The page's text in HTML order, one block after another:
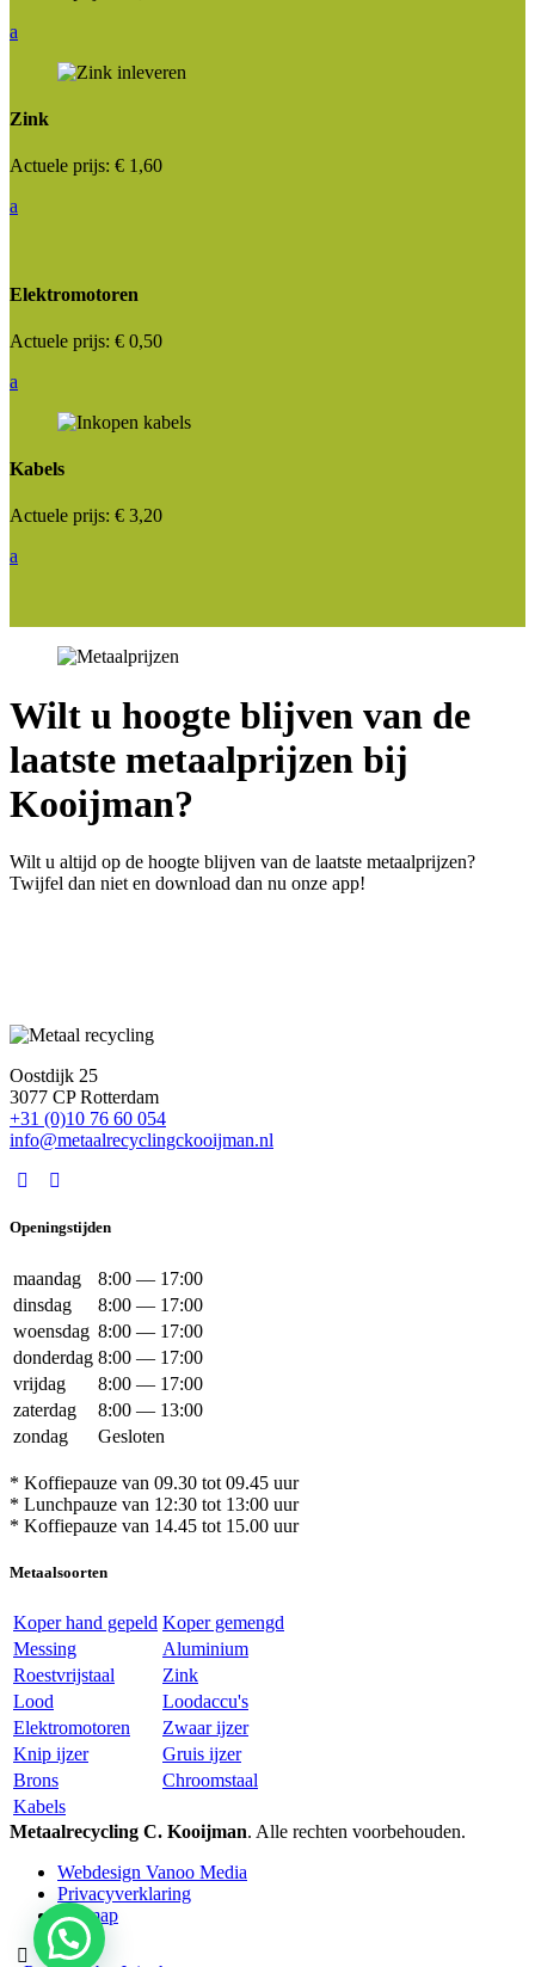
a
Zink
Actuele prijs: € 1,60
a
Elektromotoren
Actuele prijs: € 0,50
a
Kabels
Actuele prijs: € 3,20
a
Wilt u hoogte blijven van de
laatste metaalprijzen bij
Kooijman?
Wilt u altijd op de hoogte blijven van de laatste metaalprijzen?
Twijfel dan niet en download dan nu onze app!
Oostdijk 25
3077 CP Rotterdam
+31 (0)10 76 60 054
info@metaalrecyclingckooijman.nl
Openingstijden
maandag
8:00 — 17:00
dinsdag
8:00 — 17:00
woensdag 8:00 — 17:00
donderdag 8:00 — 17:00
vrijdag
8:00 — 17:00
zaterdag
8:00 — 13:00
zondag
Gesloten
* Koffiepauze van 09.30 tot 09.45 uur
* Lunchpauze van 12:30 tot 13:00 uur
* Koffiepauze van 14.45 tot 15.00 uur
Metaalsoorten
Koper hand gepeld Koper gemengd
Messing
Aluminium
Roestvrijstaal
Zink
Lood
Loodaccu's
Elektromotoren
Zwaar ijzer
Knip ijzer
Gruis ijzer
Brons
Chroomstaal
Kabels
Metaalrecycling C. Kooijman. Alle rechten voorbehouden.
Webdesign Vanoo Media
Privacyverklaring
Sitemap